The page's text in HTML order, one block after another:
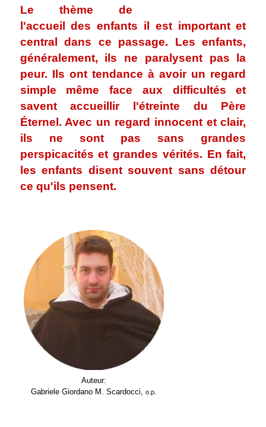
Le thème de
l'accueil des enfants il est important et
central dans ce passage. Les enfants,
généralement, ils ne paralysent pas la
peur. Ils ont tendance à avoir un regard
simple même face aux difficultés et
savent accueillir l'étreinte du Père
Éternel. Avec un regard innocent et clair,
ils ne sont pas sans grandes
perspicacités et grandes vérités. En fait,
les enfants disent souvent sans détour
ce qu'ils pensent.
Auteur:
Gabriele Giordano M. Scardocci,o.p.